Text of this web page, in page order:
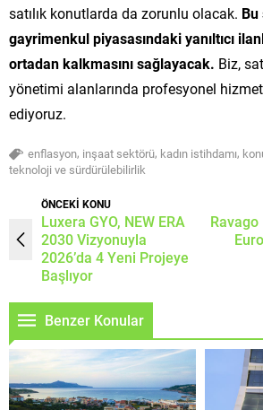
satılık konutlarda da zorunlu olacak. Bu
gayrimenkul piyasasındaki yanıltıcı
ortadan kalkmasını sağlayacak. Biz,
yönetimi alanlarında profesyonel
ediyoruz.
enflasyon, inşaat sektörü, kadın istihdamı,
teknoloji ve sürdürülebilirlik
ÖNCEKİ KONU
Luxera GYO, NEW ERA
2030 Vizyonuyla
2026’da 4 Yeni Projeye
Başlıyor
Benzer Konular